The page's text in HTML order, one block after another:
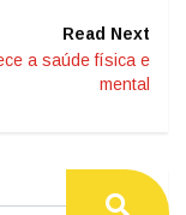
Read Next
a saúde física e
mental